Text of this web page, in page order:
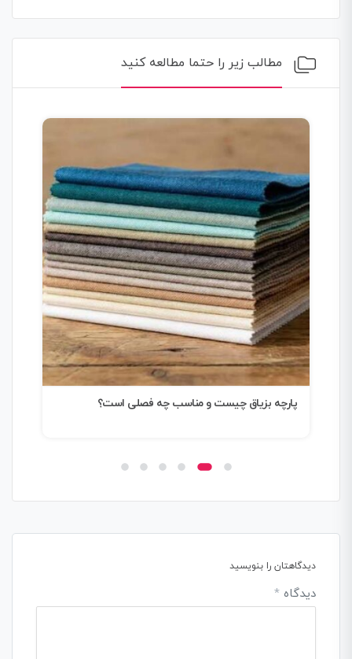
مطالب زیر را حتما مطالعه کنید
پارچه بزیاق چیست و مناسب چه فصلی است؟
دیدگاهتان را بنویسید
دیدگاه *